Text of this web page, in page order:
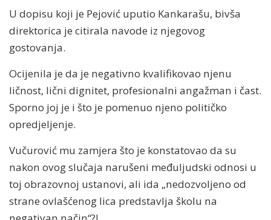
U dopisu koji je Pejović uputio Kankarašu, bivša
direktorica je citirala navode iz njegovog
gostovanja.
Ocijenila je da je negativno kvalifikovao njenu
ličnost, lični dignitet, profesionalni angažman i čast.
Sporno joj je i što je pomenuo njeno političko
opredjeljenje.
Vučurović mu zamjera što je konstatovao da su
nakon ovog slučaja narušeni međuljudski odnosi u
toj obrazovnoj ustanovi, ali ida „nedozvoljeno od
strane ovlašćenog lica predstavlja školu na